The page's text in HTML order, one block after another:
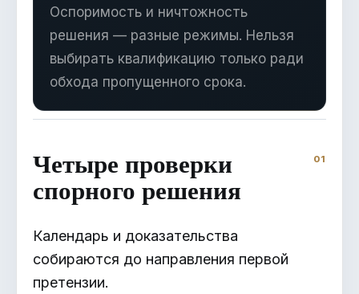
Оспоримость и ничтожность
решения — разные режимы. Нельзя
выбирать квалификацию только ради
обхода пропущенного срока.
Четыре проверки
спорного решения
Календарь и доказательства
собираются до направления первой
претензии.